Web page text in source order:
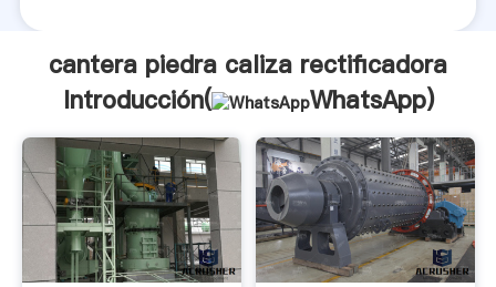
cantera piedra caliza rectificadora
Introducción(
WhatsApp)